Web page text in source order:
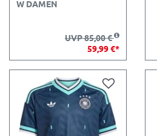
W DAMEN
UVP 85,00 €
59,99 €*